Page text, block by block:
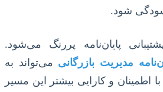
شود.
پایان‌نامه پررنگ می‌شود.
مدیریت بازرگانی می‌تواند به
اطمینان و کارایی بیشتر این مسیر